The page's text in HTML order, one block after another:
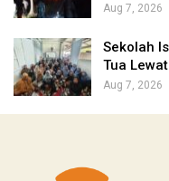
Aug 7, 2026
Sekolah
Tua
Aug 7, 2026